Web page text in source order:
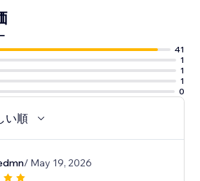
41
1
1
1
0
い順
/ May 19, 2026